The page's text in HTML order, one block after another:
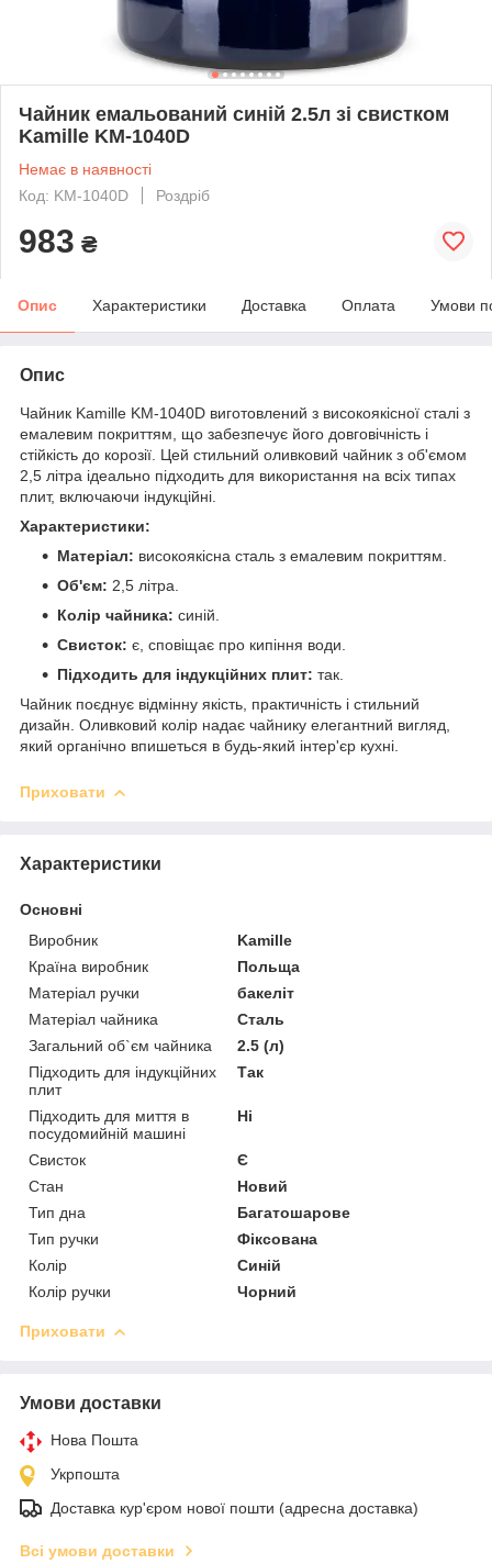
Чайник емальований синій 2.5л зі свистком
Kamille KM-1040D
Немає в наявності
Код: KM-1040D
Роздріб
983 ₴
Опис Характеристики Доставка Оплата Умови
Опис
Чайник Kamille KM-1040D виготовлений з високоякісної сталі з
емалевим покриттям, що забезпечує його довговічність і
стійкість до корозії. Цей стильний оливковий чайник з об'ємом
2,5 літра ідеально підходить для використання на всіх типах
плит, включаючи індукційні.
Характеристики:
Матеріал: високоякісна сталь з емалевим покриттям.
Об'єм: 2,5 літра.
Колір чайника: синій.
Свисток: є, сповіщає про кипіння води.
Підходить для індукційних плит: так.
Чайник поєднує відмінну якість, практичність і стильний
дизайн. Оливковий колір надає чайнику елегантний вигляд,
який органічно впишеться в будь-який інтер'єр кухні.
Приховати
Характеристики
Основні
Виробник
Kamille
Країна виробник
Польща
Матеріал ручки
бакеліт
Матеріал чайника
Сталь
Загальний об`єм чайника
2.5 (л)
Підходить для індукційних
плит
Так
Підходить для миття в
посудомийній машині
Ні
Свисток
Є
Стан
Новий
Тип дна
Багатошарове
Тип ручки
Фіксована
Колір
Синій
Колір ручки
Чорний
Приховати
Умови доставки
Нова Пошта
Укрпошта
Доставка кур'єром нової пошти (адресна доставка)
Всі умови доставки